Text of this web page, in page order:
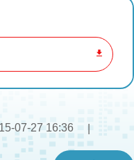
07-27 16:36